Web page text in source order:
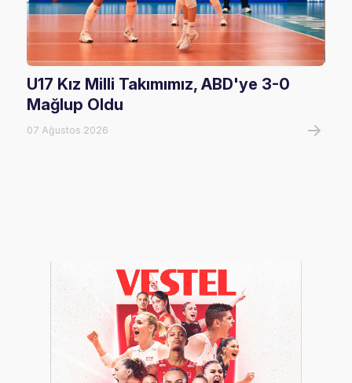
U17 Kız Milli Takımımız, ABD'ye 3-0
Mağlup Oldu
07 Ağustos 2026